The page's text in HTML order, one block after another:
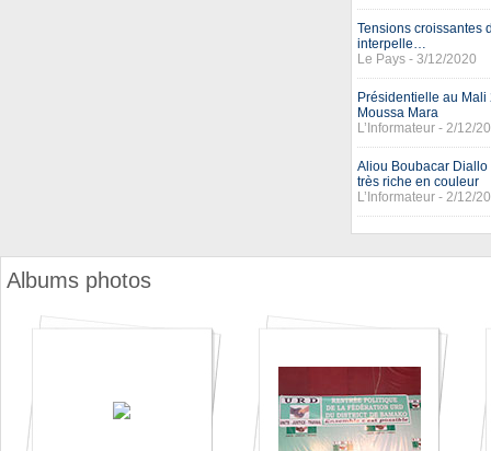
Tensions croissantes
interpelle…
Le Pays - 3/12/2020
Présidentielle au
Moussa Mara
L’Informateur - 2/12/
Aliou Boubacar
très riche en couleur
L’Informateur - 2/12/
Albums photos